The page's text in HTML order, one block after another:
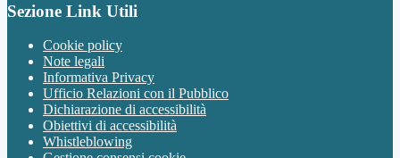
Sezione Link Utili
Cookie policy
Note legali
Informativa Privacy
Ufficio Relazioni con il Pubblico
Dichiarazione di accessibilità
Obiettivi di accessibilità
Whistleblowing